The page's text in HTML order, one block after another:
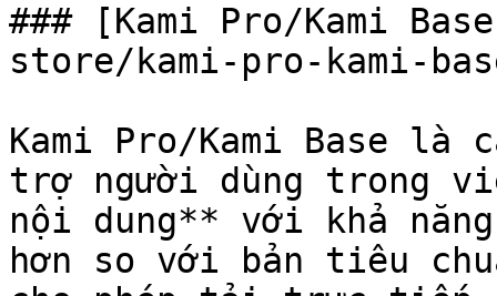
### [Kami Pro/Kami
store/kami-pro-kami-
Kami Pro/Kami Base là
trợ người dùng trong
nội dung** với khả
hơn so với bản tiêu